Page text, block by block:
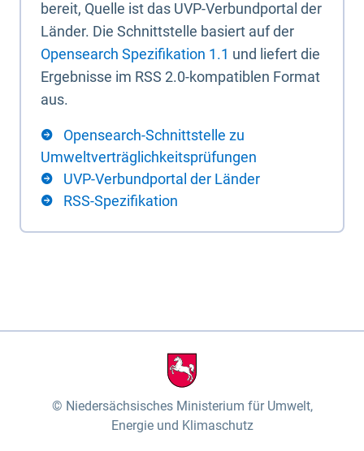
bereit, Quelle ist das UVP-Verbundportal der
Länder. Die Schnittstelle basiert auf der
Opensearch Spezifikation 1.1 und liefert die
Ergebnisse im RSS 2.0-kompatiblen Format
aus.
Opensearch-Schnittstelle zu
Umweltverträglichkeitsprüfungen
UVP-Verbundportal der Länder
RSS-Spezifikation
Niedersächsisches Ministerium für Umwelt,
Energie und Klimaschutz